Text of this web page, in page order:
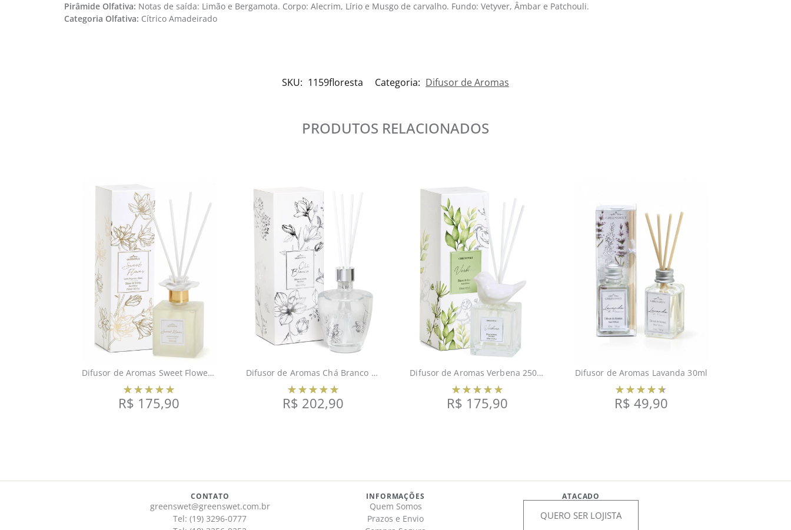
Pirâmide Olfativa: Notas de saída: Limão e Bergamota. Corpo: Alecrim, Lírio e Musgo de carvalho. Fundo: Vetyver, Âmbar e Patchouli.
Categoria Olfativa: ​ Cítrico Amadeirado
SKU: 1159floresta Categoria: Difusor de Aromas
PRODUTOS RELACIONADOS
Difusor de Aromas Sweet Flower 250ml
R$ 175,90
Difusor de Aromas Chá Branco 350ml
R$ 202,90
Difusor de Aromas Verbena 250ml
R$ 175,90
Difusor de Aromas Lavanda 30ml
R$ 49,90
CONTATO
greenswet@greenswet.com.br
Tel: (19) 3296-0777
INFORMAÇÕES
Quem Somos
Prazos e Envio
ATACADO
QUERO SER LOJISTA